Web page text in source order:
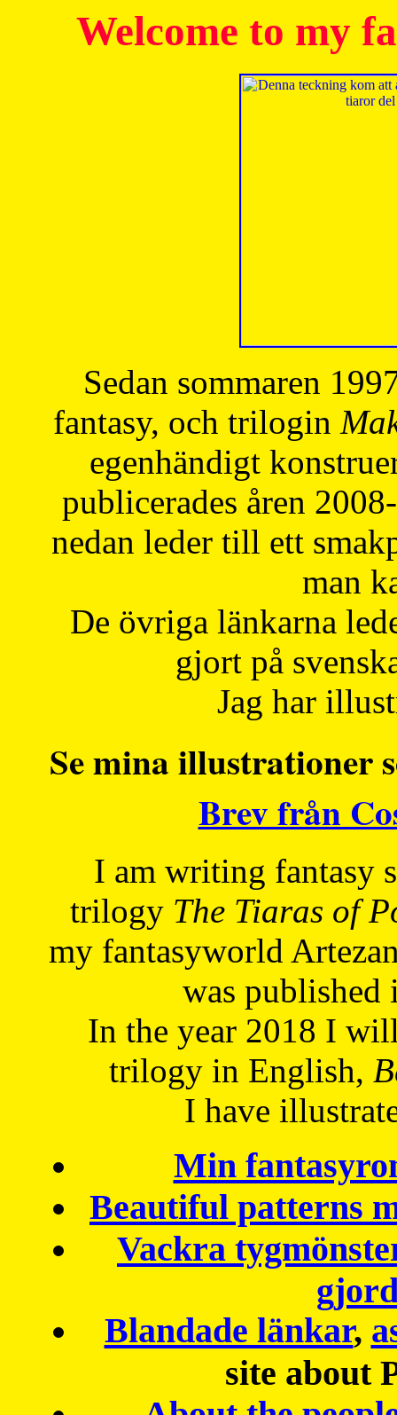
Welcome to my
Sedan sommaren
fantasy, och trilogin
egenhändigt
publicerades åren
nedan leder till ett
man
De övriga länkarna
gjort på
Jag har
Se mina illustrationer
Brev från
I am writing fantasy
trilogy The Tiaras of
my fantasyworld
was published
In the year 2018 I
trilogy in English,
I have
Min
Beautiful patterns
Vackra
Blandade länkar,
site about